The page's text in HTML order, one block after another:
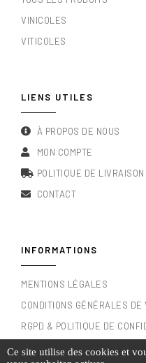
VINICOLES
VITICOLES
LIENS UTILES
À PROPOS DE NOUS
MON COMPTE
POLITIQUE DE LIVRAISON
CONTACT
INFORMATIONS
MENTIONS LÉGALES
CONDITIONS GÉNÉRALES DE
RGPD & POLITIQUE DE
Ce site utilise des cookies et